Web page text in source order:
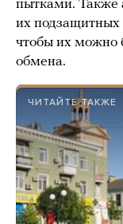
пытками. Также
их
чтобы их можно
обмена.
ЧИТАЙТЕ ТАКЖЕ